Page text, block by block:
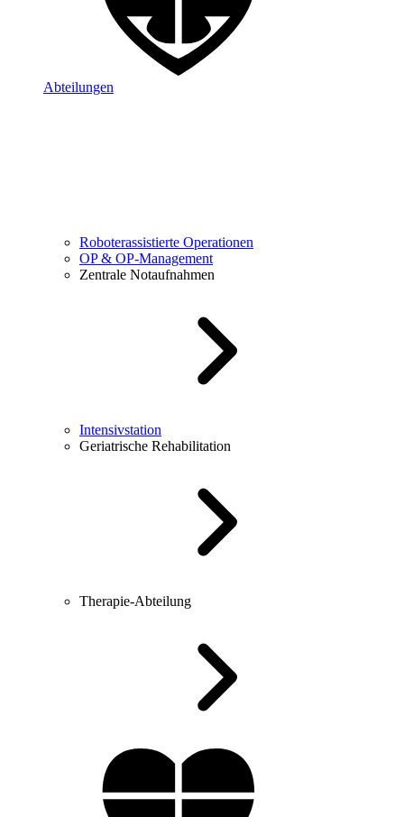
Abteilungen
Roboterassistierte Operationen
OP & OP-Management
Zentrale Notaufnahmen
Intensivstation
Geriatrische Rehabilitation
Therapie-Abteilung